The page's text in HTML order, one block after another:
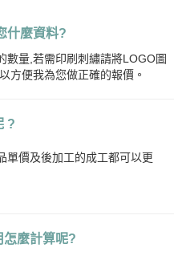
什麼資料?
數量,若需印刷刺繡請將LOGO圖
方便我為您做正確的報價。
?
單價及後加工的成工都可以更
怎麼計算呢?